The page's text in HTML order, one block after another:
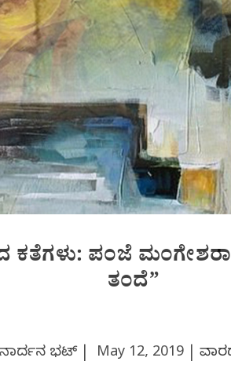
ಪಂಜೆ
ತಂದೆ”
ಭಟ್ | May 12, 2019|